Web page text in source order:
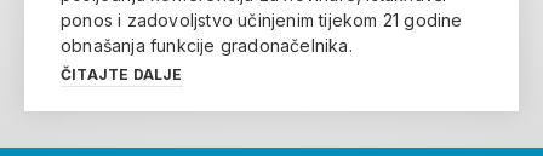
ponos i zadovoljstvo učinjenim tijekom 21 godine
obnašanja funkcije gradonačelnika.
ČITAJTE DALJE